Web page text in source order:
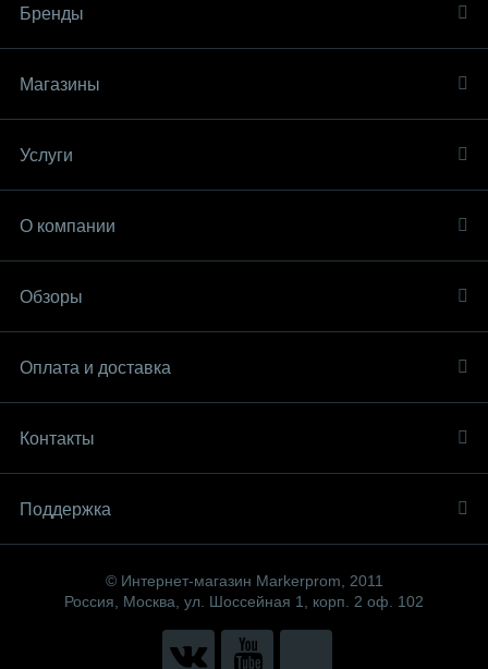
Бренды
Магазины
Услуги
О компании
Обзоры
Оплата и доставка
Контакты
Поддержка
© Интернет-магазин Markerprom, 2011
Россия, Москва, ул. Шоссейная 1, корп. 2 оф. 102